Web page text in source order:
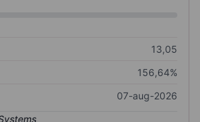
13,05
156,64%
07-aug-2026